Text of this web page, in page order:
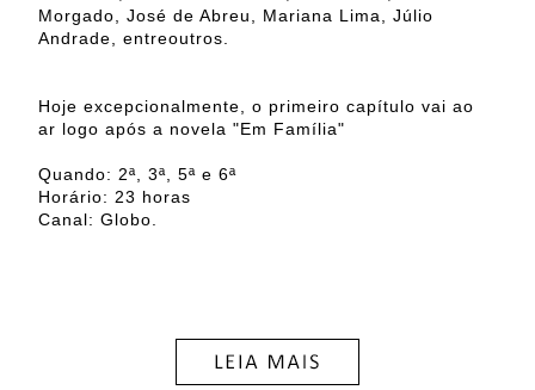
Morgado, José de Abreu, Mariana Lima, Júlio
Andrade, entreoutros.
Hoje excepcionalmente, o primeiro capítulo vai ao
ar logo após a novela "Em Família"
Quando: 2ª, 3ª, 5ª e 6ª
Horário: 23 horas
Canal: Globo.